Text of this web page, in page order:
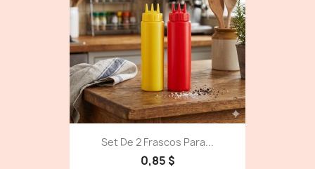
Set De 2 Frascos Para...
0,85 $